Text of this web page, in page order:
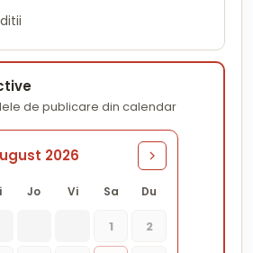
de publicare din calendar
2026
Jo Vi Sa Du
1 2